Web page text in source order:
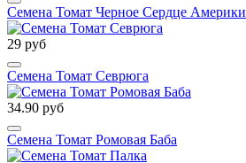
Семена Томат Черное Сердце Америки
29 руб
Семена Томат Севрюга
34.90 руб
Семена Томат Ромовая Баба